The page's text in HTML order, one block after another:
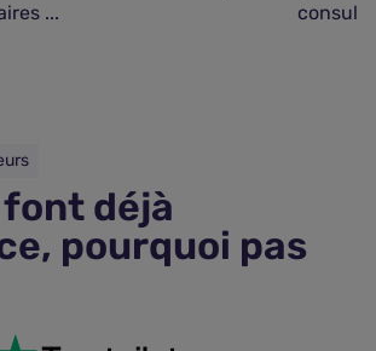
...
déjà
pourquoi pas